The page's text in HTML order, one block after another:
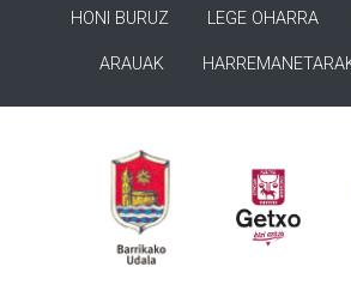
HONI BURUZ LEGE OHARRA
ARAUAK